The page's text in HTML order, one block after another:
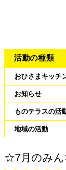
活動の種類
おひさまキッチ
お知らせ
ものテラスの活
地域の活動
☆7月のみ